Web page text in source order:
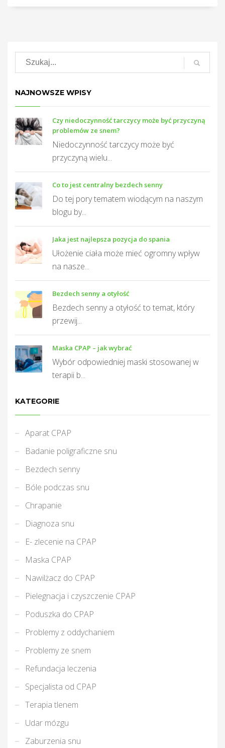
NAJNOWSZE WPISY
Czy niedoczynność tarczycy może być przyczyną
problemów ze snem?
Niedoczynność tarczycy może być
przyczyną wielu...
Co to jest centralny bezdech senny
Do tej pory tematem wiodącym na naszym
blogu by...
Jaka jest najlepsza pozycja do spania
Ułożenie ciała może mieć ogromny wpływ
na nasze...
Bezdech senny a otyłość
Bezdech senny a otyłość to temat, który
przewij...
Maska CPAP – jak wybrać
Wybór odpowiedniej maski stosowanej w
terapii b...
KATEGORIE
Aparat CPAP
Badanie poligraficzne snu
Bezdech senny
Bóle podczas snu
Chrapanie
Diagnoza snu
E- zlecenie na CPAP
Maska CPAP
Nawilżacz do CPAP
Pielegnacja i czyszczenie CPAP
Poduszka do CPAP
Problemy z oddychaniem
Problemy ze snem
Refundacja leczenia
Specjalista od CPAP
Terapia tlenem
Udar mózgu
Zaburzenia snu